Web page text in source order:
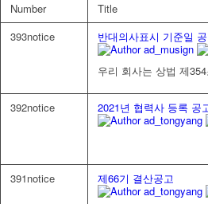
Number Title
393notice
반대의사표시 기준일
ad_musign
우리 회사는 상법 제
392notice
2021년 협력사 등록 공
ad_tongyang
< 2021년 협력
391notice
제66기 결산공고
ad_tongyang